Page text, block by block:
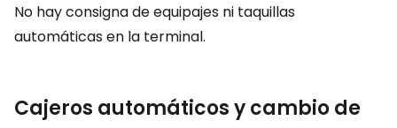
No hay consigna de equipajes ni taquillas
automáticas en la terminal.
Cajeros automáticos y cambio de